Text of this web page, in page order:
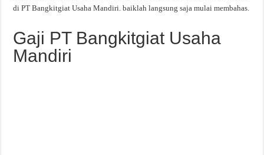
di PT Bangkitgiat Usaha Mandiri. baiklah langsung saja mulai membahas.
Gaji PT Bangkitgiat Usaha
Mandiri